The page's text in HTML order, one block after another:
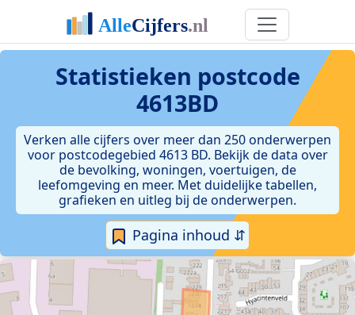
Statistieken postcode
4613BD
Verken alle cijfers over meer dan 250 onderwerpen
voor postcodegebied 4613 BD. Bekijk de data over
de bevolking, woningen, voertuigen, de
leefomgeving en meer. Met duidelijke tabellen,
grafieken en uitleg bij de onderwerpen.
Pagina inhoud ⇵